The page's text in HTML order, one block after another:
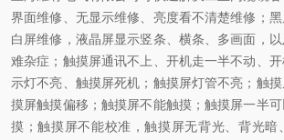
界面维修、无显示维修、亮度看不清楚维修；黑
白屏维修，液晶屏显示竖条、横条、多画面，
难杂症；触摸屏通讯不上、开机走一半不动、
示灯不亮、触摸屏死机；触摸屏灯管不亮；触
摸屏触摸偏移；触摸屏不能触摸；触摸屏一半
摸；触摸屏不能校准，触摸屏无背光、背光暗